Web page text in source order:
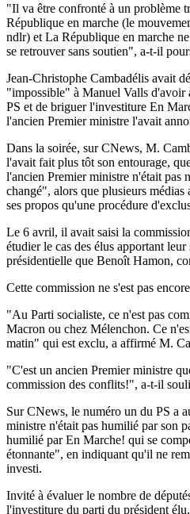
"Il va être confronté à un problème
République en marche (le
ndlr) et La République en marche
se retrouver sans soutien", a-t-il
Jean-Christophe Cambadélis avait
"impossible" à Manuel Valls d'avoir
PS et de briguer l'investiture En
l'ancien Premier ministre l'avait
Dans la soirée, sur CNews, M.
l'avait fait plus tôt son entourage,
l'ancien Premier ministre n'était pas
changé", alors que plusieurs médias
ses propos qu'une procédure
Le 6 avril, il avait saisi la
étudier le cas des élus apportant
présidentielle que Benoît Hamon,
Cette commission ne s'est pas
"Au Parti socialiste, ce n'est pas
Macron ou chez Mélenchon. Ce
matin" qui est exclu, a affirmé M.
"C'est un ancien Premier ministre
commission des conflits!", a-t-il
Sur CNews, le numéro un du PS a
ministre n'était pas humilié par son
humilié par En Marche! qui se
étonnante", en indiquant qu'il ne
investi.
Invité à évaluer le nombre de
l'investiture du parti du président